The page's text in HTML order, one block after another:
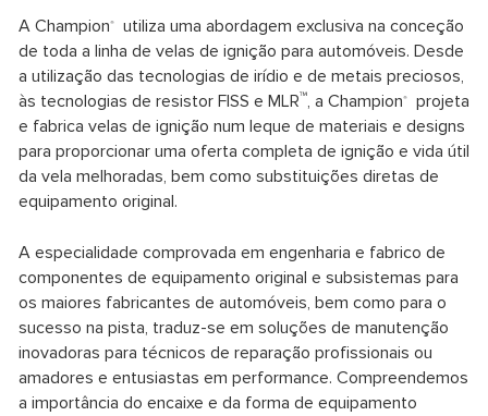
A Champion®
utiliza uma abordagem exclusiva na conceção
de toda a linha de velas de ignição para automóveis. Desde
a utilização das tecnologias de irídio e de metais preciosos,
às tecnologias de resistor FISS e MLR™, a Champion®
projeta
e fabrica velas de ignição num leque de materiais e designs
para proporcionar uma oferta completa de ignição e vida útil
da vela melhoradas, bem como substituições diretas de
equipamento original.
A especialidade comprovada em engenharia e fabrico de
componentes de equipamento original e subsistemas para
os maiores fabricantes de automóveis, bem como para o
sucesso na pista, traduz-se em soluções de manutenção
inovadoras para técnicos de reparação profissionais ou
amadores e entusiastas em performance. Compreendemos
a importância do encaixe e da forma de equipamento